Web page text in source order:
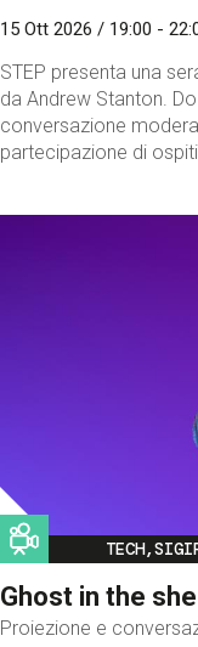
15 Ott 2026 / 19:00 -
STEP presenta una
da Andrew Stanton.
conversazione
partecipazione di
Image
Ghost in the shell
Proiezione e